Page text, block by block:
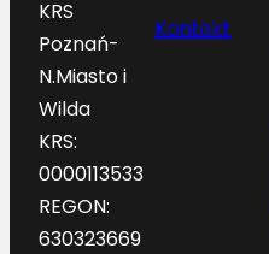
KRS
Poznań-
N.Miasto i
Wilda
KRS:
0000113533
REGON:
630323669
Kontakt